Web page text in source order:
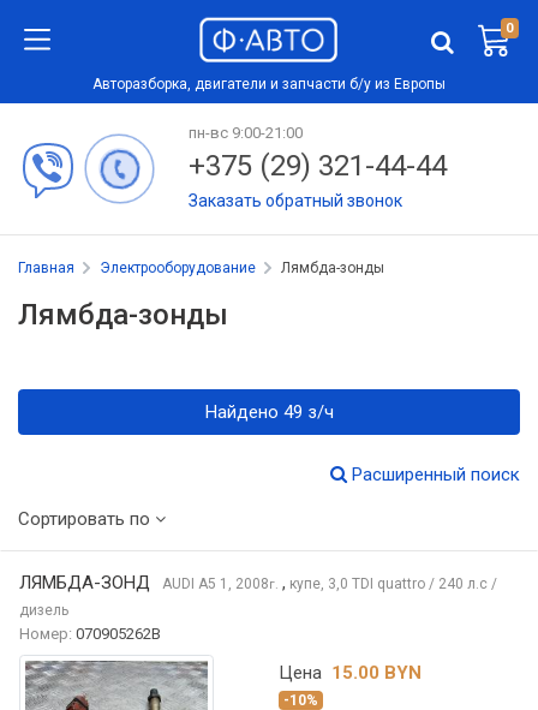
0
Авторазборка, двигатели и запчасти б/у из Европы
пн-вс 9:00-21:00
+375 (29) 321-44-44
Заказать обратный звонок
Главная Электрооборудование Лямбда-зонды
Лямбда-зонды
Найдено 49 з/ч
Расширенный поиск
Сортировать по
ЛЯМБДА-ЗОНД AUDI A5 1, 2008г. , купе, 3,0 TDI quattro / 240 л.с /
дизель
Номер: 070905262B
Цена 15.00 BYN
-10%